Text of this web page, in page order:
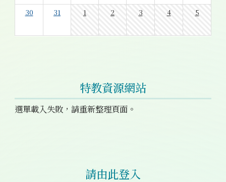
30 31 1 2 3 4 5
特教資源網站
選單載入失敗，請重新整理頁面。
請由此登入